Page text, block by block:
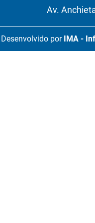
Av.
Desenvolvido por IMA -